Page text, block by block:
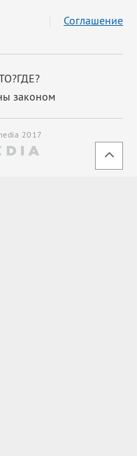
законом
Соглашение
2017